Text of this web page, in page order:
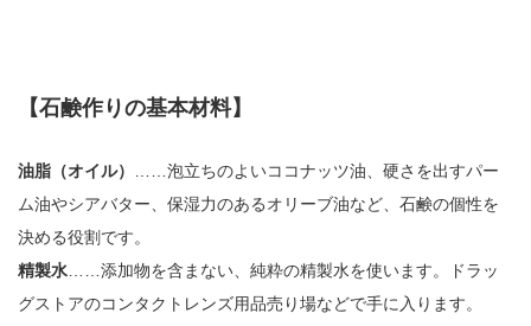
【石鹸作りの基本材料】
油脂（オイル）
……泡立ちのよいココナッツ油、硬さを出すパー
ム油やシアバター、保湿力のあるオリーブ油など、石鹸の個性を
決める役割です。
精製水……添加物を含まない、純粋の精製水を使います。ドラッ
グストアのコンタクトレンズ用品売り場などで手に入ります。